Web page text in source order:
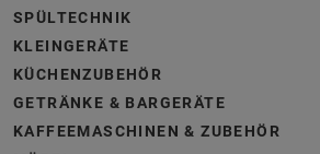
SPÜLTECHNIK
KLEINGERÄTE
KÜCHENZUBEHÖR
GETRÄNKE & BARGERÄTE
KAFFEEMASCHINEN & ZUBEHÖR